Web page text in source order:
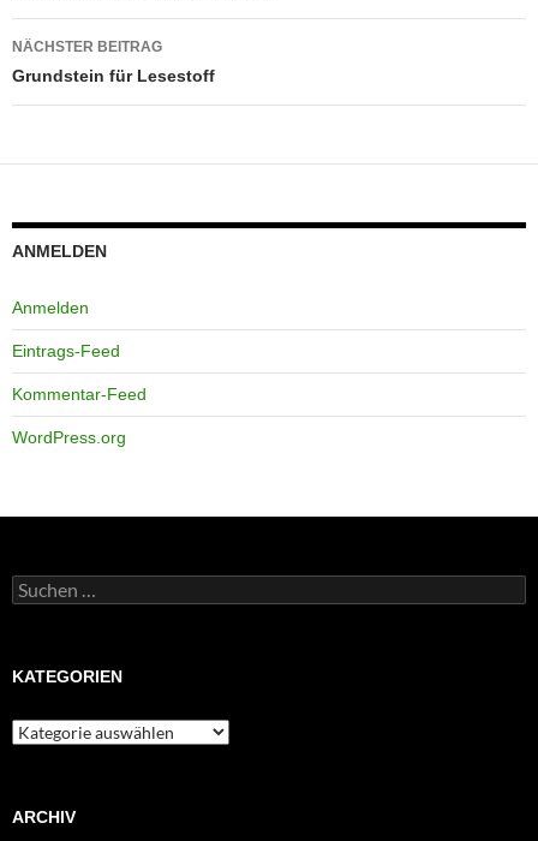
NÄCHSTER BEITRAG
Grundstein für Lesestoff
ANMELDEN
Anmelden
Eintrags-Feed
Kommentar-Feed
WordPress.org
Suchen
nach:
KATEGORIEN
Kategorien
ARCHIV